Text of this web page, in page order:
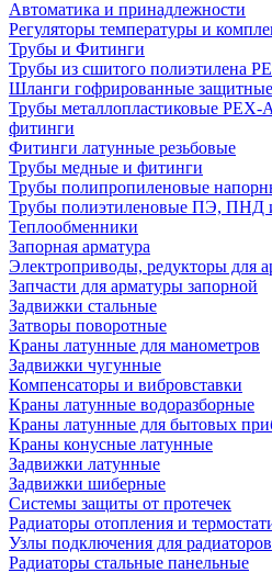
Автоматика и принадлежности
Регуляторы температуры и
Трубы и Фитинги
Трубы из сшитого полиэтилена
Шланги гофрированные защитные
Трубы металлопластиковые
фитинги
Фитинги латунные резьбовые
Трубы медные и фитинги
Трубы полипропиленовые
Трубы полиэтиленовые ПЭ, ПНД
Теплообменники
Запорная арматура
Электроприводы, редукторы для
Запчасти для арматуры запорной
Задвижки стальные
Затворы поворотные
Краны латунные для манометров
Задвижки чугунные
Компенсаторы и вибровставки
Краны латунные водоразборные
Краны латунные для бытовых
Краны конусные латунные
Задвижки латунные
Задвижки шиберные
Системы защиты от протечек
Радиаторы отопления и
Узлы подключения для радиаторов
Радиаторы стальные панельные